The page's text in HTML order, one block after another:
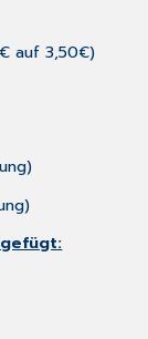
auf 3,50€)